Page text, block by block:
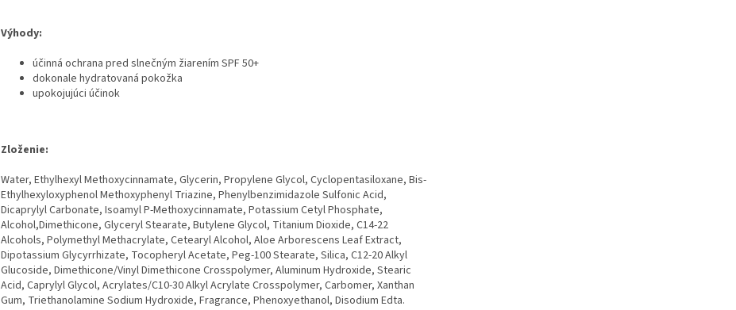
Výhody:
účinná ochrana pred slnečným žiarením SPF 50+
dokonale hydratovaná pokožka
upokojujúci účinok
Zloženie:
Water, Ethylhexyl Methoxycinnamate, Glycerin, Propylene Glycol, Cyclopentasiloxane, Bis-
Ethylhexyloxyphenol Methoxyphenyl Triazine, Phenylbenzimidazole Sulfonic Acid,
Dicaprylyl Carbonate, Isoamyl P-Methoxycinnamate, Potassium Cetyl Phosphate,
Alcohol,Dimethicone, Glyceryl Stearate, Butylene Glycol, Titanium Dioxide, C14-22
Alcohols, Polymethyl Methacrylate, Cetearyl Alcohol, Aloe Arborescens Leaf Extract,
Dipotassium Glycyrrhizate, Tocopheryl Acetate, Peg-100 Stearate, Silica, C12-20 Alkyl
Glucoside, Dimethicone/Vinyl Dimethicone Crosspolymer, Aluminum Hydroxide, Stearic
Acid, Caprylyl Glycol, Acrylates/C10-30 Alkyl Acrylate Crosspolymer, Carbomer, Xanthan
Gum, Triethanolamine Sodium Hydroxide, Fragrance, Phenoxyethanol, Disodium Edta.